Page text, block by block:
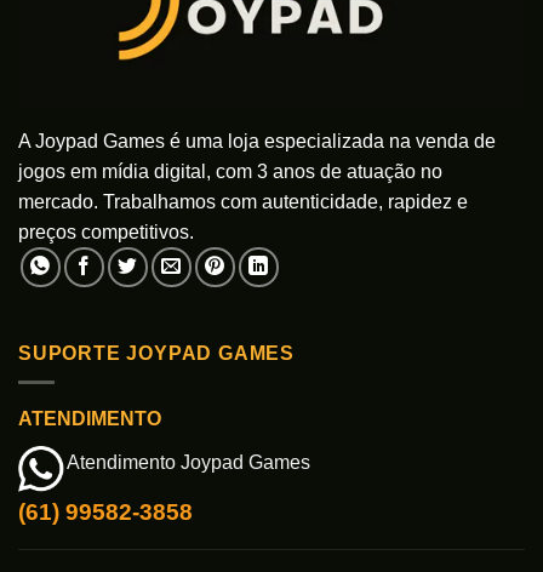
A Joypad Games é uma loja especializada na venda de
jogos em mídia digital, com 3 anos de atuação no
mercado. Trabalhamos com autenticidade, rapidez e
preços competitivos.
SUPORTE JOYPAD GAMES
ATENDIMENTO
Atendimento Joypad Games
(61) 99582-3858